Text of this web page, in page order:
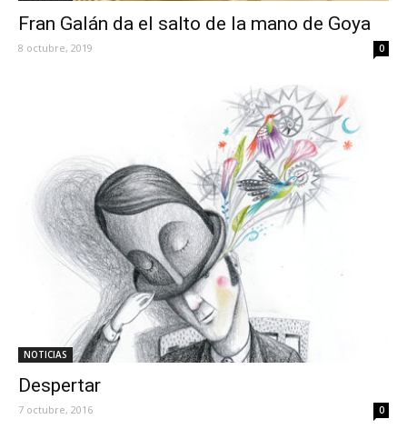
Fran Galán da el salto de la mano de Goya
8 octubre, 2019 0
NOTICIAS
Despertar
7 octubre, 2016 0